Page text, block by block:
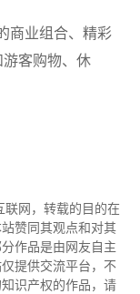
商业组合、精彩
客购物、休
联网，转载的目的在
赞同其观点和对其
作品是由网友自主
提供交流平台，不
识产权的作品，请